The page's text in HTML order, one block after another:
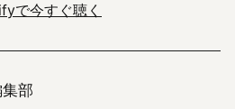
で今すぐ聴く
部